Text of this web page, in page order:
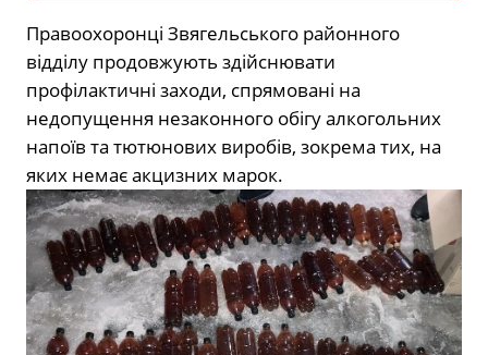
Правоохоронці Звягельського районного
відділу продовжують здійснювати
профілактичні заходи, спрямовані на
недопущення незаконного обігу алкогольних
напоїв та тютюнових виробів, зокрема тих, на
яких немає акцизних марок.